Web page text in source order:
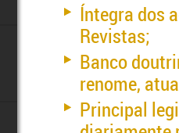
Íntegra dos
Revistas;
Banco
renome,
Principal